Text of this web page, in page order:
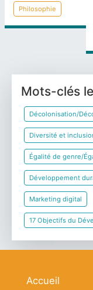
Philosophie
Mots-clés
Décolonisation/
Diversité et
Égalité de genre/
Développement
Marketing digital
17 Objectifs du
Navigation
Accueil